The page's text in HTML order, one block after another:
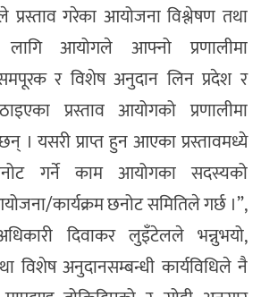
प्रस्ताव गरेका आयोजना विश्लेषण तथा
लागि आयोगले आफ्नो प्रणालीमा
र विशेष अनुदान लिन प्रदेश र
प्रस्ताव आयोगको प्रणालीमा
यसरी प्राप्त हुन आएका प्रस्तावमध्ये
गर्ने काम आयोगका सदस्यको
कार्यक्रम छनोट समितिले गर्छ ।”,
दिवाकर लुइँटेलले भन्नुभयो,
विशेष अनुदानसम्बन्धी कार्यविधिले नै